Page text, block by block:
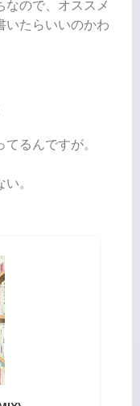
なので、オススメ
いたらいいのかわ
るんですが。
。